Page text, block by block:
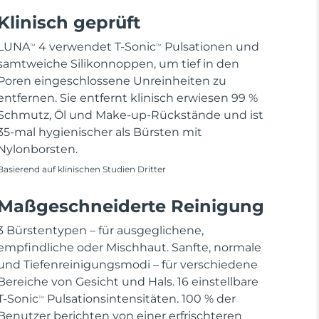
geprüft
TM 4 verwendet T-SonicTM
Pulsationen und
Silikonnoppen, um tief in den
eingeschlossene Unreinheiten zu
Sie entfernt klinisch erwiesen 99 %
Öl und Make-up-Rückstände und ist
mal hygienischer als Bürsten mit
auf klinischen Studien Dritter
Reinigung
Bürstentypen – für ausgeglichene,
oder Mischhaut. Sanfte, normale
Tiefenreinigungsmodi – für verschiedene
von Gesicht und Hals. 16 einstellbare
SonicTM
Pulsationsintensitäten. 100 % der
berichten von einer erfrischteren